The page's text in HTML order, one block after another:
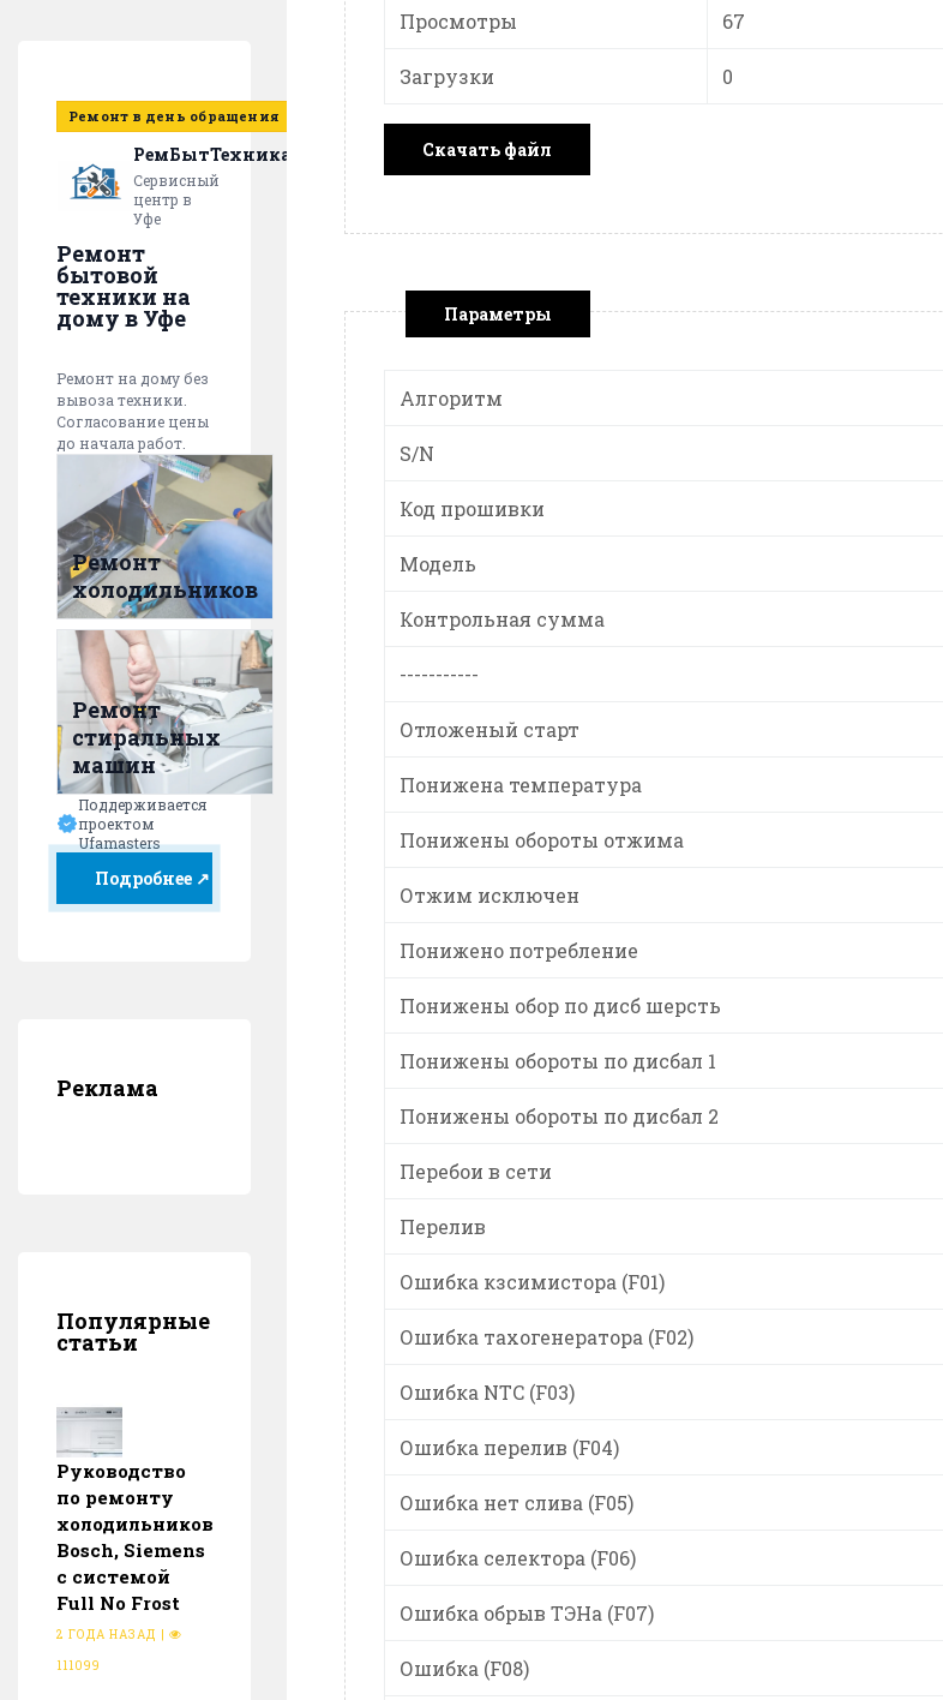
Ремонт в день обращения
РемБытТехника
Сервисный
центр в
Уфе
Ремонт
бытовой
техники на
дому в Уфе
Ремонт на дому без
вывоза техники.
Согласование цены
до начала работ.
Ремонт
холодильников
Ремонт
стиральных
машин
Поддерживается
проектом
Ufamasters
Подробнее ↗
Реклама
Популярные
статьи
Руководство
по ремонту
холодильников
Bosch, Siemens
с системой
Full No Frost
2 ГОДА НАЗАД |
111099
Просмотры 67
Загрузки 0
Скачать файл
Параметры
Алгоритм
S/N
Код прошивки
Модель
Контрольная сумма
-----------
Отложеный старт
Понижена температура
Понижены обороты отжима
Отжим исключен
Понижено потребление
Понижены обор по дисб шерсть
Понижены обороты по дисбал 1
Понижены обороты по дисбал 2
Перебои в сети
Перелив
Ошибка кзсимистора (F01)
Ошибка тахогенератора (F02)
Ошибка NTC (F03)
Ошибка перелив (F04)
Ошибка нет слива (F05)
Ошибка селектора (F06)
Ошибка обрыв ТЭНа (F07)
Ошибка (F08)